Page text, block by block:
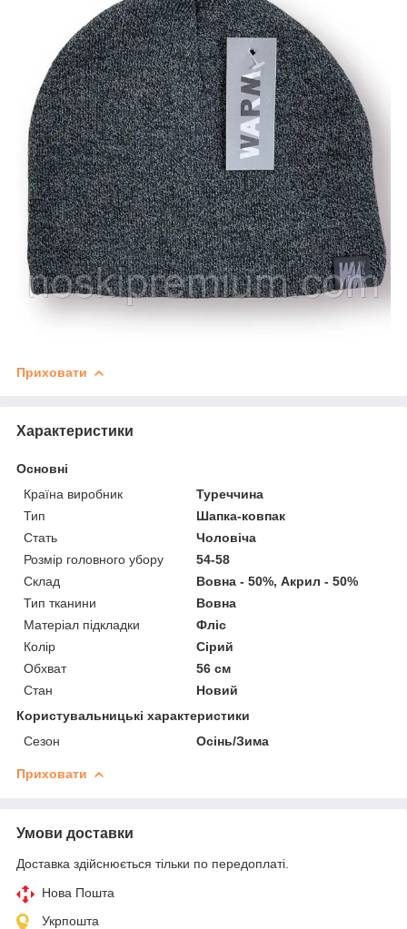
Приховати
Характеристики
Основні
Країна виробник
Туреччина
Тип
Шапка-ковпак
Стать
Чоловіча
Розмір головного убору
54-58
Склад
Вовна - 50%, Акрил - 50%
Тип тканини
Вовна
Матеріал підкладки
Фліс
Колір
Сірий
Обхват
56 см
Стан
Новий
Користувальницькі характеристики
Сезон
Осінь/Зима
Приховати
Умови доставки
Доставка здійснюється тільки по передоплаті.
Нова Пошта
Укрпошта